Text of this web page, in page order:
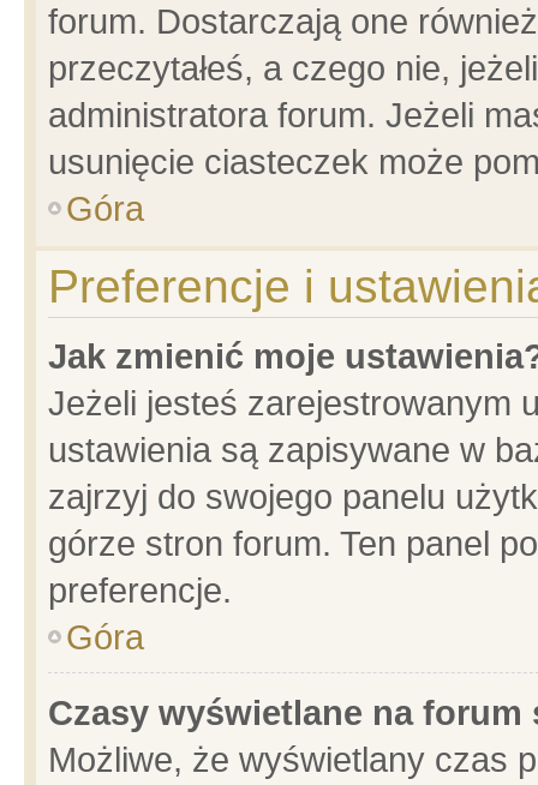
forum. Dostarczają one
przeczytałeś, a czego nie,
administratora forum. Jeżeli
usunięcie ciasteczek może
Góra
Preferencje i
Jak zmienić moje
Jeżeli jesteś zarejestrowanym
ustawienia są zapisywane w
zajrzyj do swojego panelu
górze stron forum. Ten panel
preferencje.
Góra
Czasy wyświetlane na forum
Możliwe, że wyświetlany czas